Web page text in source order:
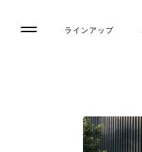
ラインアップ